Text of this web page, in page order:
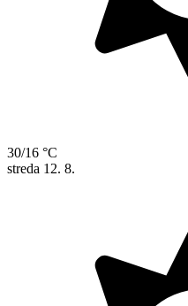
30/16 °C
streda 12. 8.